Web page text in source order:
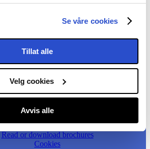
Se våre cookies
Tillat alle
Velg cookies
Avvis alle
brochures from Visit East Norway.
Sitemap
Terms & Conditions
Contact Us
Read or download brochures
Cookies